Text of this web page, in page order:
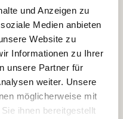
und Anzeigen zu
Medien anbieten
Website zu
Informationen zu Ihrer
unsere Partner für
weiter. Unsere
möglicherweise mit
ihnen bereitgestellt
personenbezogenen Daten
der Kontaktanfrage
Bewirtschaftungsbetriebe
Bad Kissingen
Stellenangebot
weitergegeben
jederzeit gegenüber dem